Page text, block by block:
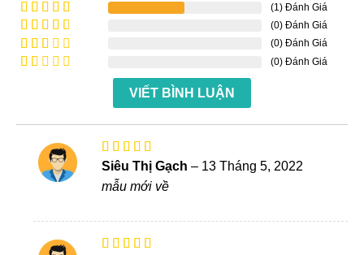
Được xếp
hạng 5
Được
xếp
hạng 4
5 sao
(1) Đánh Giá
Được
xếp
(0) Đánh Giá
Được
(0) Đánh Giá
sao
(0) Đánh Giá
VIẾT BÌNH LUẬN
Được xếp
hạng
55
sao
Siêu Thị Gạch – 13 Tháng 5, 2022
mẫu mới về